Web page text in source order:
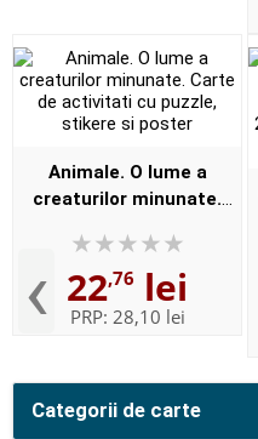
Categorii de carte
‹
Animale. O lume a
creaturilor minunate.
puzzle, stikere si poster
22,76 lei
PRP: 28,10 lei